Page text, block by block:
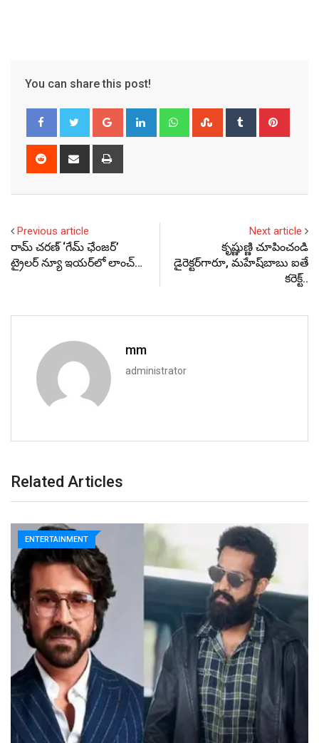
You can share this post!
Google+ LinkedIn WhatsappStumbleUpon
Tumblr
Reddit
Share
Previous article
రామ్ చరణ్ ‘గేమ్ ఛేంజర్’
ట్రైలర్ న్యూ ఇయర్‌లో లాంచ్…
Next article
కృష్ణుణ్ణి చూపించండి
డైరెక్టర్‌గారూ, మహేష్‌బాబు ఐతే
కరెక్ట్..
mm
administrator
Related Articles
ENTERTAINMENT